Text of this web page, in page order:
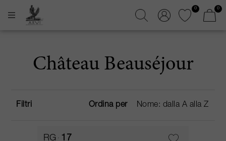
0 0
Château Beauséjour
Filtri Ordina per
RG 17